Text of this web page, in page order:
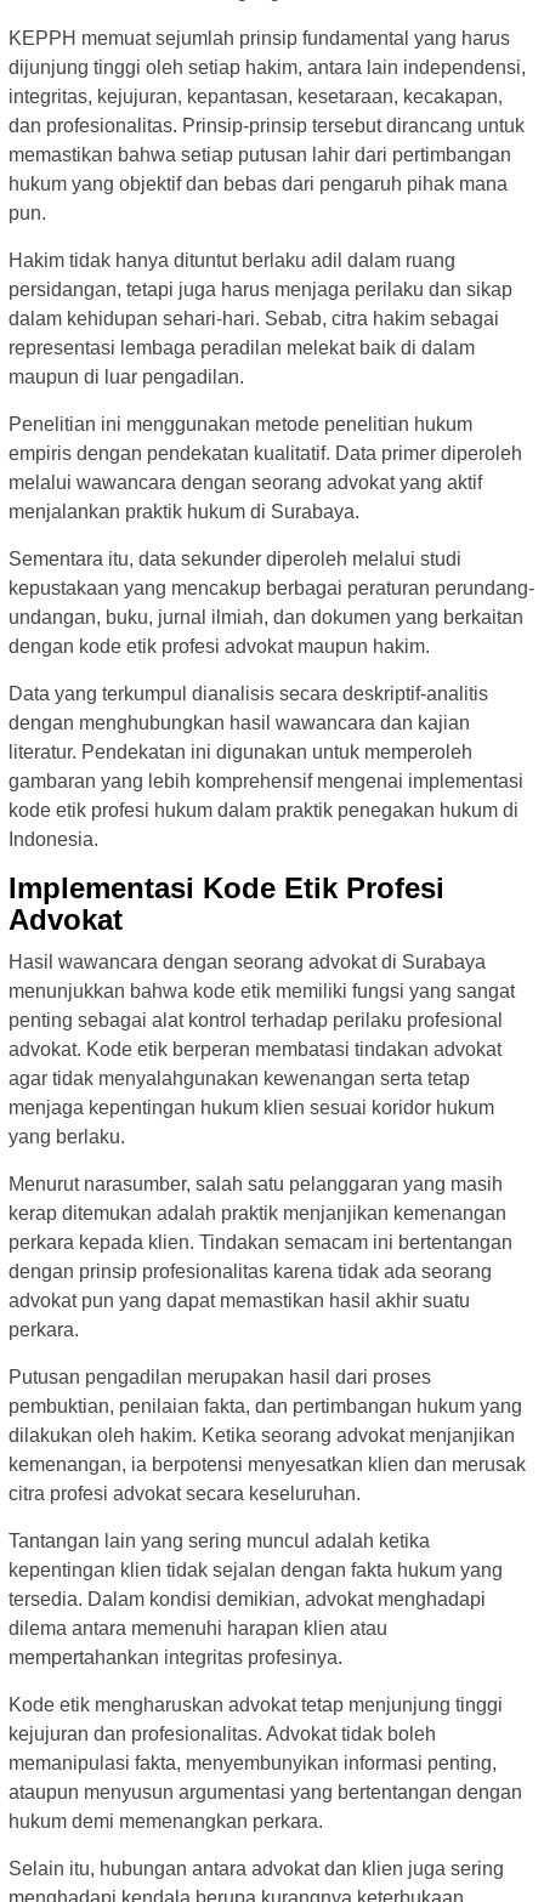
KEPPH memuat sejumlah prinsip fundamental yang harus
dijunjung tinggi oleh setiap hakim, antara lain independensi,
integritas, kejujuran, kepantasan, kesetaraan, kecakapan,
dan profesionalitas. Prinsip-prinsip tersebut dirancang untuk
memastikan bahwa setiap putusan lahir dari pertimbangan
hukum yang objektif dan bebas dari pengaruh pihak mana
pun.
Hakim tidak hanya dituntut berlaku adil dalam ruang
persidangan, tetapi juga harus menjaga perilaku dan sikap
dalam kehidupan sehari-hari. Sebab, citra hakim sebagai
representasi lembaga peradilan melekat baik di dalam
maupun di luar pengadilan.
Penelitian ini menggunakan metode penelitian hukum
empiris dengan pendekatan kualitatif. Data primer diperoleh
melalui wawancara dengan seorang advokat yang aktif
menjalankan praktik hukum di Surabaya.
Sementara itu, data sekunder diperoleh melalui studi
kepustakaan yang mencakup berbagai peraturan perundang-
undangan, buku, jurnal ilmiah, dan dokumen yang berkaitan
dengan kode etik profesi advokat maupun hakim.
Data yang terkumpul dianalisis secara deskriptif-analitis
dengan menghubungkan hasil wawancara dan kajian
literatur. Pendekatan ini digunakan untuk memperoleh
gambaran yang lebih komprehensif mengenai implementasi
kode etik profesi hukum dalam praktik penegakan hukum di
Indonesia.
Implementasi Kode Etik Profesi
Advokat
Hasil wawancara dengan seorang advokat di Surabaya
menunjukkan bahwa kode etik memiliki fungsi yang sangat
penting sebagai alat kontrol terhadap perilaku profesional
advokat. Kode etik berperan membatasi tindakan advokat
agar tidak menyalahgunakan kewenangan serta tetap
menjaga kepentingan hukum klien sesuai koridor hukum
yang berlaku.
Menurut narasumber, salah satu pelanggaran yang masih
kerap ditemukan adalah praktik menjanjikan kemenangan
perkara kepada klien. Tindakan semacam ini bertentangan
dengan prinsip profesionalitas karena tidak ada seorang
advokat pun yang dapat memastikan hasil akhir suatu
perkara.
Putusan pengadilan merupakan hasil dari proses
pembuktian, penilaian fakta, dan pertimbangan hukum yang
dilakukan oleh hakim. Ketika seorang advokat menjanjikan
kemenangan, ia berpotensi menyesatkan klien dan merusak
citra profesi advokat secara keseluruhan.
Tantangan lain yang sering muncul adalah ketika
kepentingan klien tidak sejalan dengan fakta hukum yang
tersedia. Dalam kondisi demikian, advokat menghadapi
dilema antara memenuhi harapan klien atau
mempertahankan integritas profesinya.
Kode etik mengharuskan advokat tetap menjunjung tinggi
kejujuran dan profesionalitas. Advokat tidak boleh
memanipulasi fakta, menyembunyikan informasi penting,
ataupun menyusun argumentasi yang bertentangan dengan
hukum demi memenangkan perkara.
Selain itu, hubungan antara advokat dan klien juga sering
menghadapi kendala berupa kurangnya keterbukaan